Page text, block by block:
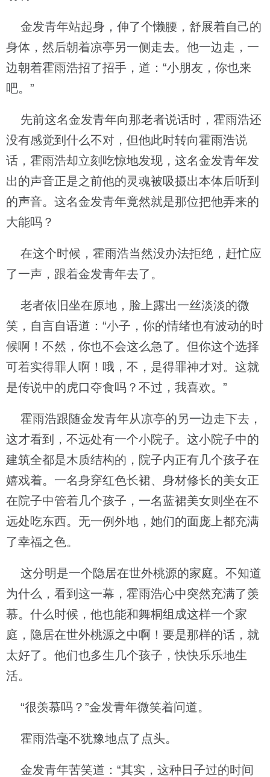
金发青年站起身，伸了个懒腰，舒展着自己的
身体，然后朝着凉亭另一侧走去。他一边走，一
边朝着霍雨浩招了招手，道：“小朋友，你也来
吧。”
先前这名金发青年向那老者说话时，霍雨浩还
没有感觉到什么不对，但他此时转向霍雨浩说
话，霍雨浩却立刻吃惊地发现，这名金发青年发
出的声音正是之前他的灵魂被吸摄出本体后听到
的声音。这名金发青年竟然就是那位把他弄来的
大能吗？
在这个时候，霍雨浩当然没办法拒绝，赶忙应
了一声，跟着金发青年去了。
老者依旧坐在原地，脸上露出一丝淡淡的微
笑，自言自语道：“小子，你的情绪也有波动的时
候啊！不然，你也不会这么急了。但你这个选择
可着实得罪人啊！哦，不，是得罪神才对。这就
是传说中的虎口夺食吗？不过，我喜欢。”
霍雨浩跟随金发青年从凉亭的另一边走下去，
这才看到，不远处有一个小院子。这小院子中的
建筑全都是木质结构的，院子内正有几个孩子在
嬉戏着。一名身穿红色长裙、身材修长的美女正
在院子中管着几个孩子，一名蓝裙美女则坐在不
远处吃东西。无一例外地，她们的面庞上都充满
了幸福之色。
这分明是一个隐居在世外桃源的家庭。不知道
为什么，看到这一幕，霍雨浩心中突然充满了羡
慕。什么时候，他也能和舞桐组成这样一个家
庭，隐居在世外桃源之中啊！要是那样的话，就
太好了。他们也多生几个孩子，快快乐乐地生
活。
“很羡慕吗？”金发青年微笑着问道。
霍雨浩毫不犹豫地点了点头。
金发青年苦笑道：“其实，这种日子过的时间